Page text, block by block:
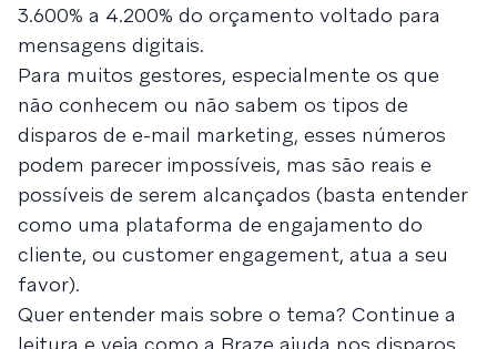
3.600% a 4.200% do orçamento voltado para
mensagens digitais.
Para muitos gestores, especialmente os que
não conhecem ou não sabem os tipos de
disparos de e-mail marketing, esses números
podem parecer impossíveis, mas são reais e
possíveis de serem alcançados (basta entender
como uma plataforma de engajamento do
cliente, ou customer engagement, atua a seu
favor).
Quer entender mais sobre o tema? Continue a
leitura e veja como a Braze ajuda nos disparos